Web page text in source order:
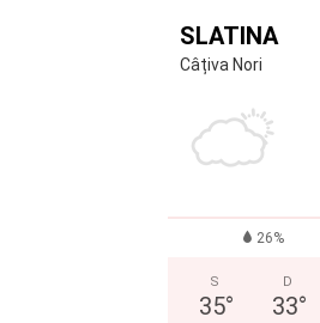
SLATINA
Câțiva Nori
26%
S
35°
D
33°